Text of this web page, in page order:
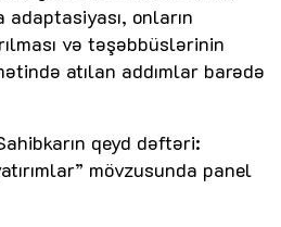
adaptasiyası, onların
və təşəbbüslərinin
atılan addımlar barədə
qeyd dəftəri:
mövzusunda panel